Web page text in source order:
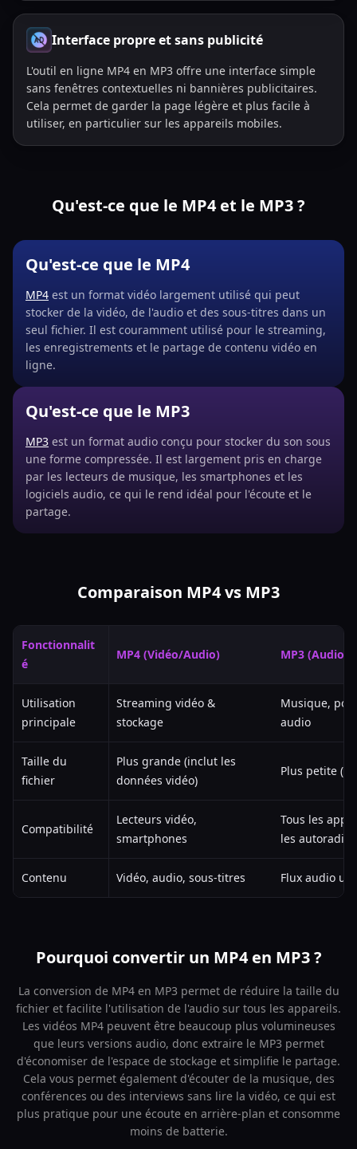
Interface propre et sans publicité
L'outil en ligne MP4 en MP3 offre une interface simple
sans fenêtres contextuelles ni bannières publicitaires.
Cela permet de garder la page légère et plus facile à
utiliser, en particulier sur les appareils mobiles.
Qu'est-ce que le MP4 et le MP3 ?
Qu'est-ce que le MP4
MP4 est un format vidéo largement utilisé qui peut
stocker de la vidéo, de l'audio et des sous-titres dans un
seul fichier. Il est couramment utilisé pour le streaming,
les enregistrements et le partage de contenu vidéo en
ligne.
Qu'est-ce que le MP3
MP3 est un format audio conçu pour stocker du son sous
une forme compressée. Il est largement pris en charge
par les lecteurs de musique, les smartphones et les
logiciels audio, ce qui le rend idéal pour l'écoute et le
partage.
Comparaison MP4 vs MP3
Fonctionnalit
é
MP4 (Vidéo/Audio) MP3 (Audio
Utilisation
principale
Streaming vidéo &
stockage
Musique,
audio
Taille du
fichier
Plus grande (inclut les
données vidéo)
Plus petite
Compatibilité
Lecteurs vidéo,
smartphones
Tous les
les autoradios
Contenu Vidéo, audio, sous-titres Flux audio
Pourquoi convertir un MP4 en MP3 ?
La conversion de MP4 en MP3 permet de réduire la taille du
fichier et facilite l'utilisation de l'audio sur tous les appareils.
Les vidéos MP4 peuvent être beaucoup plus volumineuses
que leurs versions audio, donc extraire le MP3 permet
d'économiser de l'espace de stockage et simplifie le partage.
Cela vous permet également d'écouter de la musique, des
conférences ou des interviews sans lire la vidéo, ce qui est
plus pratique pour une écoute en arrière-plan et consomme
moins de batterie.